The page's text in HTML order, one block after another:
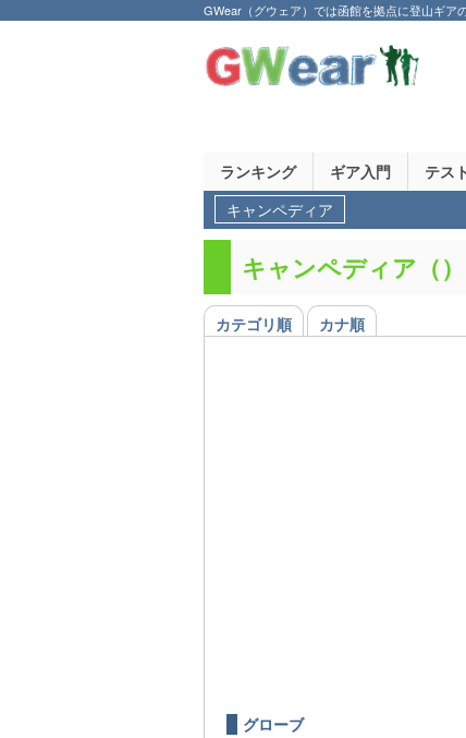
GWear（グウェア）では函館を拠点に登山ギ
ランキング ギア入門 テス
キャンペディア
キャンペディア（）
カテゴリ順 カナ順
グローブ